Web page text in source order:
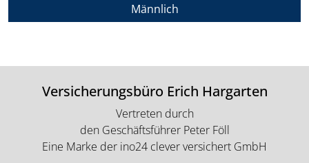
Männlich
Versicherungsbüro Erich Hargarten
Vertreten durch
den Geschäftsführer Peter Föll
Eine Marke der ino24 clever versichert GmbH